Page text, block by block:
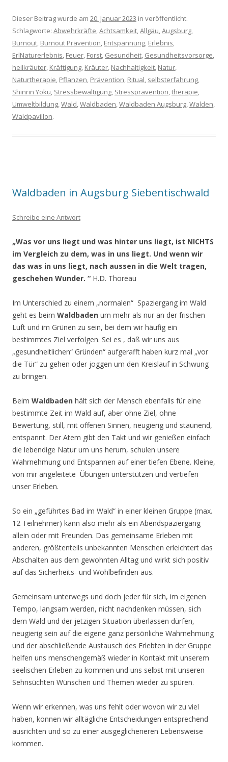
Dieser Beitrag wurde am 20. Januar 2023 in veröffentlicht.
Schlagworte: Abwehrkräfte,Achtsamkeit,Allgäu,Augsburg,
Burnout, Burnout Prävention, Entspannung, Erlebnis,
ErlNaturerlebnis, Feuer, Forst, Gesundheit, Gesundheitsvorsorge,
heilkräuter, Kräftigung, Kräuter, Nachhaltigkeit, Natur,
Naturtherapie, Pflanzen, Prävention, Ritual, selbsterfahrung,
Shinrin Yoku, Stressbewältigung, Stressprävention,therapie,
Umweltbildung,Wald,Waldbaden,Waldbaden Augsburg,Walden,
Waldpavillon.
Waldbaden in Augsburg Siebentischwald
Schreibe eine Antwort
„Was vor uns liegt und was hinter uns liegt, ist NICHTS
im Vergleich zu dem, was in uns liegt. Und wenn wir
das was in uns liegt, nach aussen in die Welt tragen,
geschehen Wunder. “ H.D. Thoreau
Im Unterschied zu einem „normalen“ Spaziergang im Wald
geht es beim Waldbaden um mehr als nur an der frischen
Luft und im Grünen zu sein, bei dem wir häufig ein
bestimmtes Ziel verfolgen. Sei es , daß wir uns aus
„gesundheitlichen“ Gründen“ aufgerafft haben kurz mal „vor
die Tür“ zu gehen oder joggen um den Kreislauf in Schwung
zu bringen.
Beim Waldbaden hält sich der Mensch ebenfalls für eine
bestimmte Zeit im Wald auf, aber ohne Ziel, ohne
Bewertung, still, mit offenen Sinnen, neugierig und staunend,
entspannt. Der Atem gibt den Takt und wir genießen einfach
die lebendige Natur um uns herum, schulen unsere
Wahrnehmung und Entspannen auf einer tiefen Ebene. Kleine,
von mir angeleitete Übungen unterstützen und vertiefen
unser Erleben.
So ein „geführtes Bad im Wald“ in einer kleinen Gruppe (max.
12 Teilnehmer) kann also mehr als ein Abendspaziergang
allein oder mit Freunden. Das gemeinsame Erleben mit
anderen, größtenteils unbekannten Menschen erleichtert das
Abschalten aus dem gewohnten Alltag und wirkt sich positiv
auf das Sicherheits- und Wohlbefinden aus.
Gemeinsam unterwegs und doch jeder für sich, im eigenen
Tempo, langsam werden, nicht nachdenken müssen, sich
dem Wald und der jetzigen Situation überlassen dürfen,
neugierig sein auf die eigene ganz persönliche Wahrnehmung
und der abschließende Austausch des Erlebten in der Gruppe
helfen uns menschengemäß wieder in Kontakt mit unserem
seelischen Erleben zu kommen und uns selbst mit unseren
Sehnsüchten Wünschen und Themen wieder zu spüren.
Wenn wir erkennen, was uns fehlt oder wovon wir zu viel
haben, können wir alltägliche Entscheidungen entsprechend
ausrichten und so zu einer ausgeglicheneren Lebensweise
kommen.